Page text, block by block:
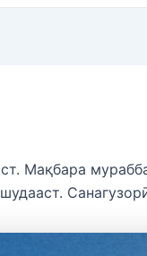
Мақбара